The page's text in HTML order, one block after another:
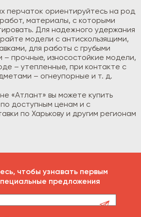
перчаток ориентируйтесь на род
материалы, с которыми
Для надежного удержания
модели с антискользящими,
для работы с грубыми
прочные, износостойкие модели,
– утепленные, при контакте с
– огнеупорные и т. д.
«Атлант» вы можете купить
доступным ценам и с
по Харькову и другим регионам
чтобы узнавать первым
предложения